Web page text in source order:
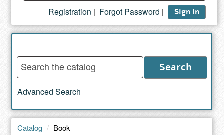
Sign In
|
Forgot Password
|
Registration
Enter
words
to
search
catalog
Search
Advanced Search
Catalog Book